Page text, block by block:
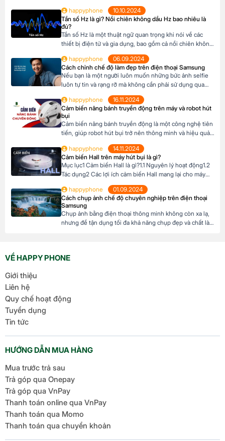
giúp bạn nhanh chóng tìm kiếm thông tin trực tiếp từ
hình ảnh hoặc văn bản mà không cần chuyển đổi ứng
dụng. Mục lục1 Tính năng khoanh vùng tìm kiếm là gì?2
Lợi […]
happyphone
10.10.2024
Tần số Hz là gì? Nồi chiên không dầu Hz bao nhiêu là
đủ?
Tần số Hz là một thuật ngữ quan trọng khi nói về các
thiết bị điện tử và gia dụng, bao gồm cả nồi chiên không
dầu. Hiểu rõ về Hz sẽ giúp bạn lựa chọn thiết bị phù
hợp, đảm bảo an toàn và hiệu quả khi sử dụng. Vậy, Hz là
gì và […]
happyphone
06.09.2024
Cách chỉnh chế độ làm đẹp trên điện thoại Samsung
Nếu bạn là một người luôn muốn những bức ảnh selfie
luôn tự tin và rạng rỡ mà không cần phải sử dụng qua
App, với điện thoại Samsung có tính năng chế độ làm
đẹp chính là trợ thủ đắc lực. Với vài thao tác đơn giản,
bạn sẽ sở hữu những bức ảnh […]
happyphone
16.11.2024
Cảm biến nâng bánh truyền động trên máy và robot hút
bụi
Cảm biến nâng bánh truyền động là một công nghệ tiên
tiến, giúp robot hút bụi trở nên thông minh và hiệu quả
chỉnh độ cao của bánh xe để thích ứng với mọi địa hình
trong ngôi nhài. Mục lục1 Cảm biến […]
happyphone
14.11.2024
Cảm biến Hall trên máy hút bụi là gì?
Mục lục1 Cảm biến Hall là gì?1.1 Nguyên lý hoạt động1.2
Tác dụng2 Các lợi ích cảm biến Hall mang lại cho máy
điện tử sử dụng hiệu ứng Hall để đo cường độ và hướng
của từ trường. Khi một […]
happyphone
01.09.2024
Cách chụp ảnh chế độ chuyên nghiệp trên điện thoại
Samsung
Chụp ảnh bằng điện thoại thông minh không còn xa lạ,
nhưng để tận dụng tối đa khả năng chụp đẹp và chất là
VỀ HAPPY PHONE
Giới thiệu
Liên hệ
Quy chế hoạt động
Tuyển dụng
Tin tức
HƯỚNG DẪN MUA HÀNG
Mua trước trả sau
Trả góp qua Onepay
Trả góp qua VnPay
Thanh toán online qua VnPay
Thanh toán qua Momo
Thanh toán qua chuyển khoản